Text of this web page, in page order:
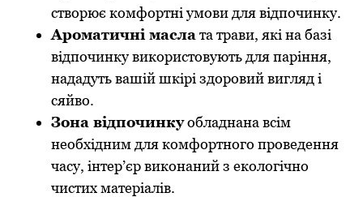
створює комфортні умови для відпочинку.
Ароматичні масла та трави, які на базі
відпочинку використовують для паріння,
нададуть вашій шкірі здоровий вигляд і
сяйво.
Зона відпочинкуобладнана всім
необхідним для комфортного проведення
часу, інтер’єр виконаний з екологічно
чистих матеріалів.